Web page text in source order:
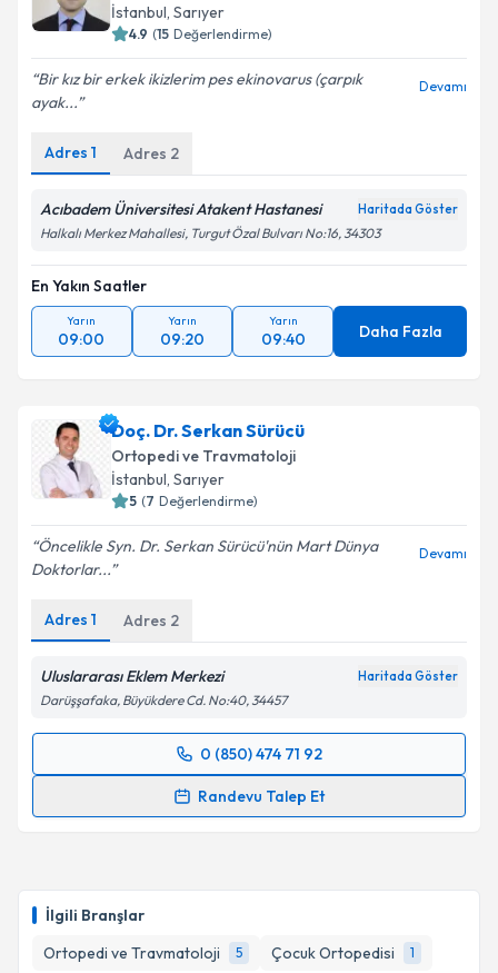
İlgili Branşlar
Ortopedi ve Travmatoloji
5 Çocuk Ortopedisi 1
İstanbul, Sarıyer
4.9 (15 Değerlendirme)
Bir kız bir erkek ikizlerim pes ekinovarus (çarpık
ayak...
Devamı
Adres 1 Adres 2
Acıbadem Üniversitesi Atakent Hastanesi Haritada Göster
Halkalı Merkez Mahallesi, Turgut Özal Bulvarı No:16, 34303
En Yakın Saatler
Yarın
09:00
Yarın
09:20
Yarın
09:40 Daha Fazla
Doç. Dr. Serkan Sürücü
Ortopedi ve Travmatoloji
İstanbul, Sarıyer
5 (7 Değerlendirme)
Öncelikle Syn. Dr. Serkan Sürücü'nün Mart Dünya
Doktorlar...
Devamı
Adres 1 Adres 2
Uluslararası Eklem Merkezi Haritada Göster
Darüşşafaka, Büyükdere Cd. No:40, 34457
0 (850) 474 71 92
Randevu Talep Et
Randevu Takvimi Talebi
E-posta Adresiniz